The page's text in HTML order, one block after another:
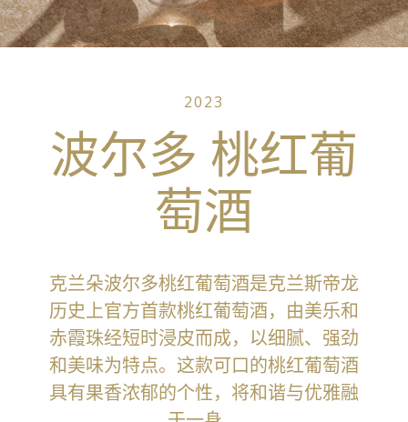
2023
波尔多 桃红葡
萄酒
克兰朵波尔多桃红葡萄酒是克兰斯帝龙
历史上官方首款桃红葡萄酒，由美乐和
赤霞珠经短时浸皮而成，以细腻、强劲
和美味为特点。这款可口的桃红葡萄酒
具有果香浓郁的个性，将和谐与优雅融